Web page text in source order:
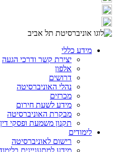
מידע כללי
יצירת קשר ודרכי הגעה
אלפון
דרושים
נהלי האוניברסיטה
מכרזים
מידע לשעת חירום
מבקרת האוניברסיטה
תקנון משמעת ופסקי דין
לימודים
רישום לאוניברסיטה
מידע למתעניינים